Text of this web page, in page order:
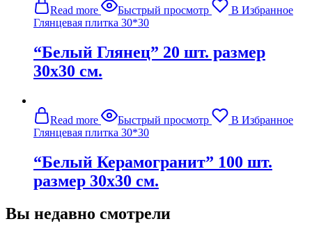
Read more Быстрый просмотр
В Избранное
Глянцевая плитка 30*30
“Белый Глянец” 20 шт. размер
30х30 см.
Read more Быстрый просмотр
В Избранное
Глянцевая плитка 30*30
“Белый Керамогранит” 100 шт.
размер 30х30 см.
Вы недавно смотрели